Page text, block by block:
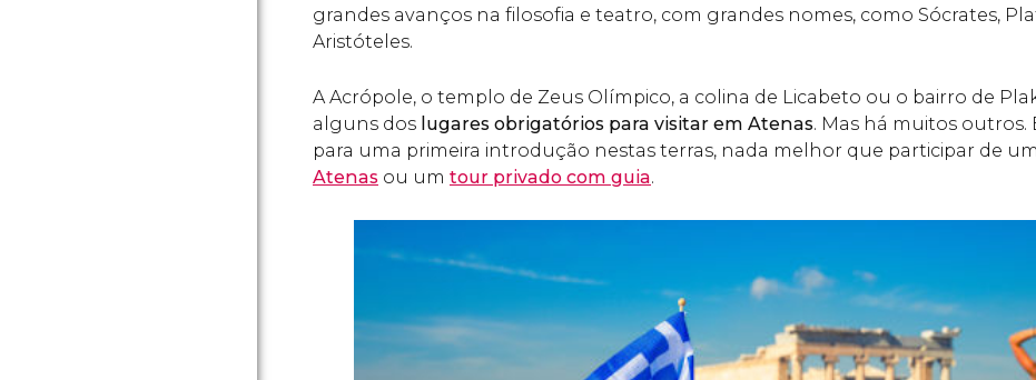
grandes avanços na filosofia e teatro, com grandes nomes, como Sócrates,
Aristóteles.
A Acrópole, o templo de Zeus Olímpico, a colina de Licabeto ou o bairro de
alguns dos lugares obrigatórios para visitar em Atenas. Mas há muitos outros.
para uma primeira introdução nestas terras, nada melhor que participar de um
Atenas ou um tour privado com guia.